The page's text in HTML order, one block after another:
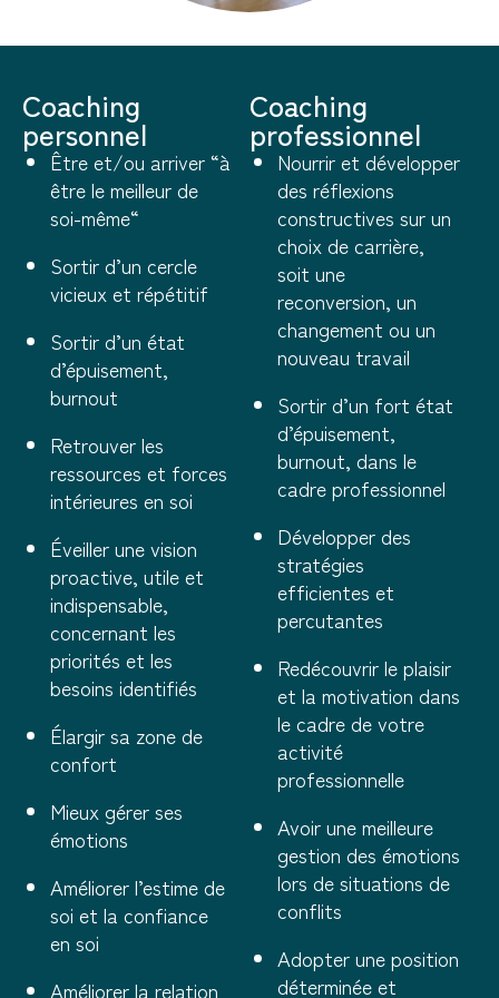
Coaching
personnel
Être et/ou arriver “à
être le meilleur de
soi-même“
Sortir d’un cercle
vicieux et répétitif
Sortir d’un état
d’épuisement,
burnout
Retrouver les
ressources et forces
intérieures en soi
Éveiller une vision
proactive, utile et
indispensable,
concernant les
priorités et les
besoins identifiés
Élargir sa zone de
confort
Mieux gérer ses
émotions
Améliorer l’estime de
soi et la confiance
en soi
Améliorer la relation
Coaching
professionnel
Nourrir et développer
des réflexions
constructives sur un
choix de carrière,
soit une
reconversion, un
changement ou un
nouveau travail
Sortir d’un fort état
d’épuisement,
burnout, dans le
cadre professionnel
Développer des
stratégies
efficientes et
percutantes
Redécouvrir le plaisir
et la motivation dans
le cadre de votre
activité
professionnelle
Avoir une meilleure
gestion des émotions
lors de situations de
conflits
Adopter une position
déterminée et